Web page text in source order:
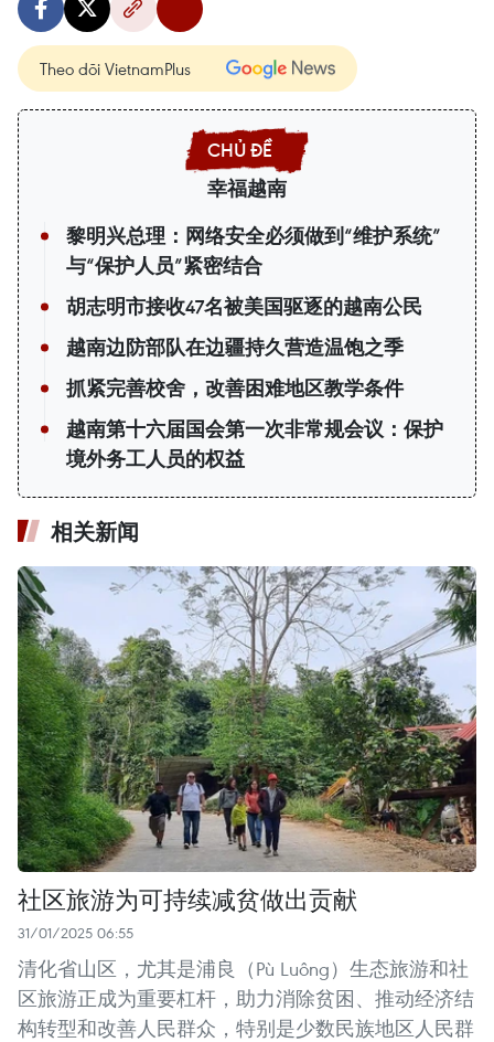
Theo dõi VietnamPlus
幸福越南
黎明兴总理：网络安全必须做到“维护系统”
与“保护人员”紧密结合
胡志明市接收47名被美国驱逐的越南公民
越南边防部队在边疆持久营造温饱之季
抓紧完善校舍，改善困难地区教学条件
越南第十六届国会第一次非常规会议：保护
境外务工人员的权益
相关新闻
社区旅游为可持续减贫做出贡献
31/01/2025 06:55
清化省山区，尤其是浦良（Pù Luông）生态旅游和社
区旅游正成为重要杠杆，助力消除贫困、推动经济结
构转型和改善人民群众，特别是少数民族地区人民群